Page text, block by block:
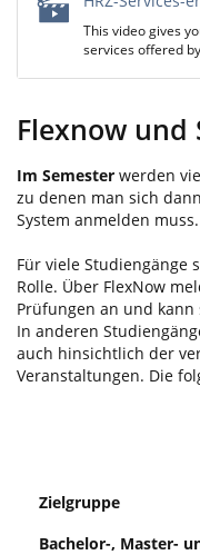
This video gives
services offered
Flexnow und
Im Semester werden
zu denen man sich
System anmelden muss.
Für viele Studiengänge
Rolle. Über FlexNow
Prüfungen an und
In anderen
auch hinsichtlich der
Veranstaltungen. Die
Zielgruppe
Bachelor-, Master-